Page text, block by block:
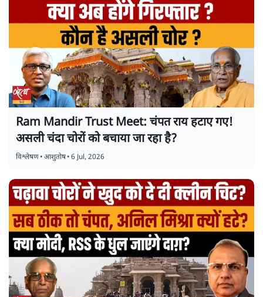
Ram Mandir Trust Meet: चंपत राय हटाए गए!
असली चंदा चोरों को बचाया जा रहा है?
विश्लेषण•आशुतोष•6 Jul, 2026